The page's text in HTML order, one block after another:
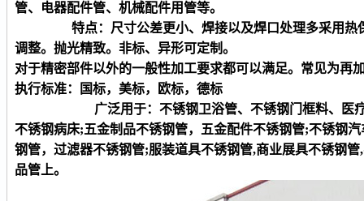
管、电器配件管、机械配件用管等。
特点：尺寸公差更小、焊接以及焊口处理多采用热保
调整。抛光精致。非标、异形可定制。
对于精密部件以外的一般性加工要求都可以满足。常见为再
执行标准：国标，美标，欧标，德标
广泛用于：不锈钢卫浴管、不锈钢门框料、医
不锈钢病床;五金制品不锈钢管，五金配件不锈钢管;不锈钢
钢管，过滤器不锈钢管;服装道具不锈钢管,商业展具不锈钢
品管上。